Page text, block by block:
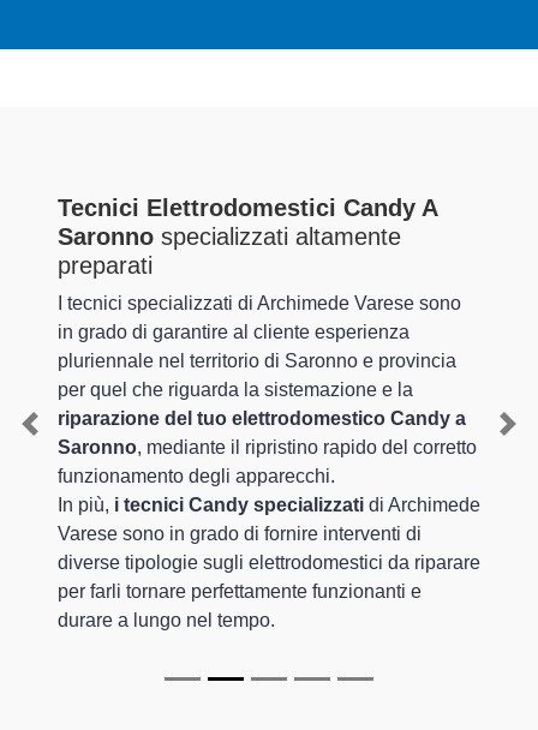
Tecnici Elettrodomestici Candy A
Saronno specializzati altamente
preparati
I tecnici specializzati di Archimede Varese sono
in grado di garantire al cliente esperienza
pluriennale nel territorio di Saronno e provincia
per quel che riguarda la sistemazione e la
riparazione del tuo elettrodomestico Candy a
Saronno, mediante il ripristino rapido del corretto
funzionamento degli apparecchi.
In più, i tecnici Candy specializzati di Archimede
Varese sono in grado di fornire interventi di
diverse tipologie sugli elettrodomestici da riparare
per farli tornare perfettamente funzionanti e
durare a lungo nel tempo.
Previous